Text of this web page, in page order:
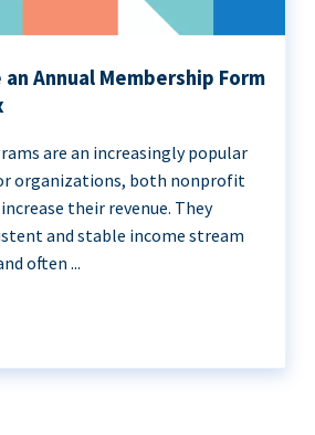
Annual Membership Form
are an increasingly popular
organizations, both nonprofit
their revenue. They
and stable income stream
often ...